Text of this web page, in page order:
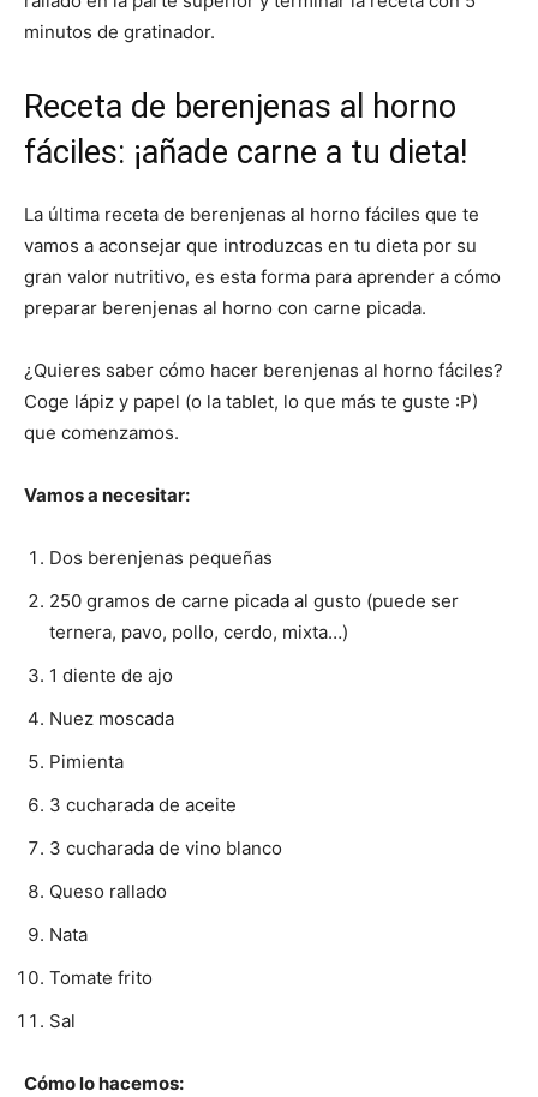
minutos de gratinador.
Receta de berenjenas al horno
fáciles: ¡añade carne a tu dieta!
La última receta de berenjenas al horno fáciles que te
vamos a aconsejar que introduzcas en tu dieta por su
gran valor nutritivo, es esta forma para aprender a cómo
preparar berenjenas al horno con carne picada.
¿Quieres saber cómo hacer berenjenas al horno fáciles?
Coge lápiz y papel (o la tablet, lo que más te guste :P)
que comenzamos.
Vamos a necesitar:
Dos berenjenas pequeñas
250 gramos de carne picada al gusto (puede ser
ternera, pavo, pollo, cerdo, mixta…)
1 diente de ajo
Nuez moscada
Pimienta
3 cucharada de aceite
3 cucharada de vino blanco
Queso rallado
Nata
Tomate frito
Sal
Cómo lo hacemos: